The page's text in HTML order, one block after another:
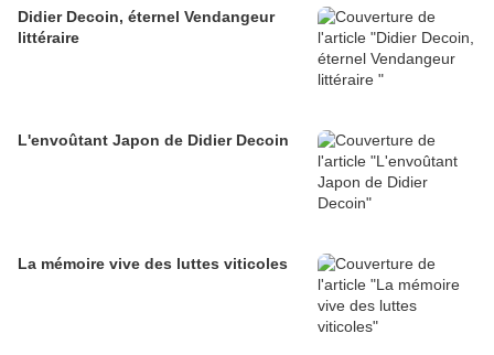
Didier Decoin, éternel Vendangeur
littéraire
L'envoûtant Japon de Didier Decoin
La mémoire vive des luttes viticoles